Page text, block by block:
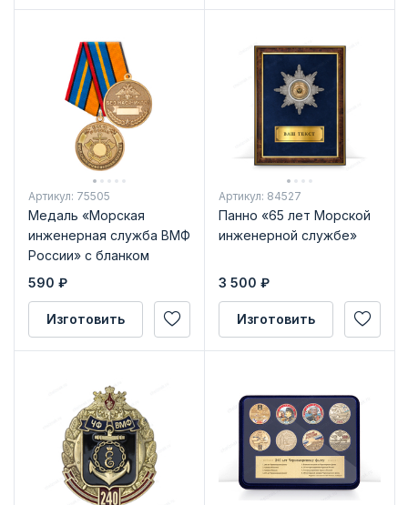
Артикул: 75505
Медаль «Морская
инженерная служба ВМФ
России» с бланком
удостоверения
590 ₽
Изготовить
Артикул: 84527
Панно «65 лет Морской
инженерной службе»
3 500 ₽
Изготовить